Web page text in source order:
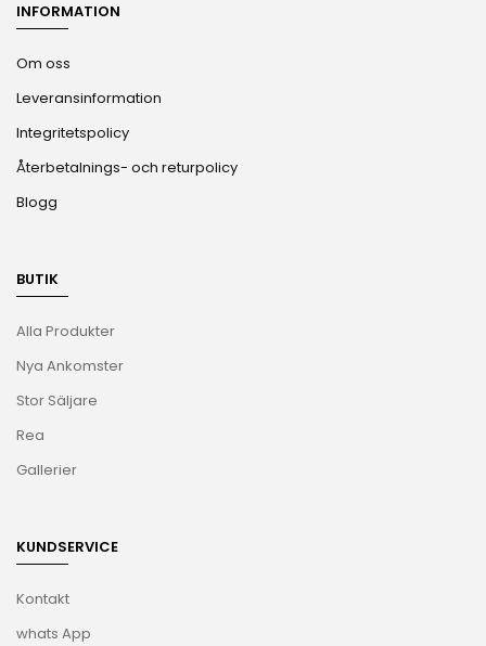
INFORMATION
Om oss
Leveransinformation
Integritetspolicy
Återbetalnings- och returpolicy
Blogg
BUTIK
Alla Produkter
Nya Ankomster
Stor Säljare
Rea
Gallerier
KUNDSERVICE
Kontakt
whats App